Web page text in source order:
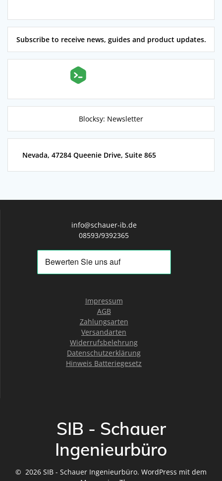
Subscribe to receive news, guides and product updates.
Blocksy: Newsletter
Nevada, 47284 Queenie Drive, Suite 865
info@schauer-ib.de
08593/9392365
Impressum
AGB
Zahlungsarten
Versandarten
Widerrufsbelehrung
Datenschutzerklärung
Hinweis Batteriegesetz
SIB - Schauer
Ingenieurbüro
© 2026 SIB - Schauer Ingenieurbüro. WordPress mit dem